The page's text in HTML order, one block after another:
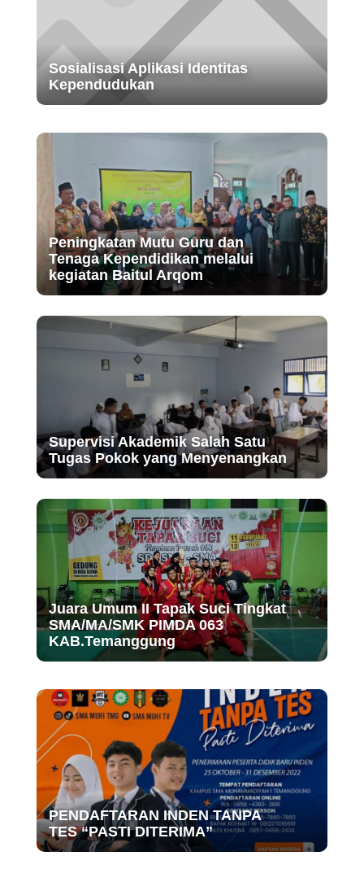
Sosialisasi Aplikasi Identitas
Kependudukan
Peningkatan Mutu Guru dan
Tenaga Kependidikan melalui
kegiatan Baitul Arqom
Supervisi Akademik Salah Satu
Tugas Pokok yang Menyenangkan
Juara Umum II Tapak Suci Tingkat
SMA/MA/SMK PIMDA 063
KAB.Temanggung
PENDAFTARAN INDEN TANPA
TES “PASTI DITERIMA”